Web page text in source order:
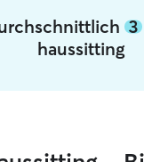
3
haussitting